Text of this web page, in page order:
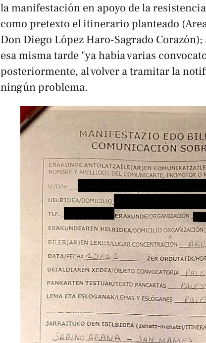
la manifestación en apoyo de la
como pretexto el itinerario planteado
Don Diego López Haro-Sagrado
esa misma tarde "ya había varias
posteriormente, al volver a tramitar la
ningún problema.